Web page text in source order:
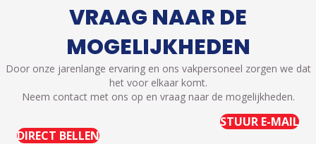
VRAAG NAAR DE
MOGELIJKHEDEN
Door onze jarenlange ervaring en ons vakpersoneel zorgen we dat
het voor elkaar komt.
Neem contact met ons op en vraag naar de mogelijkheden.
STUUR E-MAIL
DIRECT BELLEN